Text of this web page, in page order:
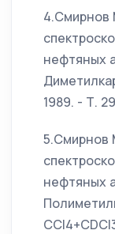
4.Смирнов
нефтяных
1989. - Т.
5.Смирнов
нефтяных